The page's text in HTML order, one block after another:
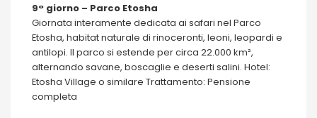
9° giorno – Parco Etosha
Giornata interamente dedicata ai safari nel Parco
Etosha, habitat naturale di rinoceronti, leoni, leopardi e
antilopi. Il parco si estende per circa 22.000 km²,
alternando savane, boscaglie e deserti salini. Hotel:
Etosha Village o similare Trattamento: Pensione
completa